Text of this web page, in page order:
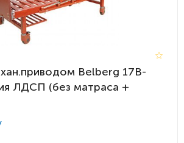
Belberg 17B-
ЛДСП (без матраса +